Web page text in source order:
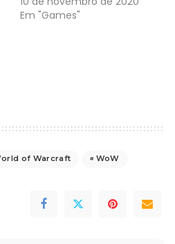
Em "Games"
of Warcraft WoW